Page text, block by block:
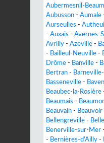
Aubermesnil-
Aubusson - Aumale
Aurseulles -
- Auxais - Avernes-
Avrilly - Azeville -
- Bailleul-Neuville -
Drôme - Banville -
Bertran -
Basseneville -
Beaubec-la-Rosière
Beaumais -
Beauvain - Beauvoir
Bellengreville -
Benerville-sur-Mer -
- Bernières-d'Ailly -